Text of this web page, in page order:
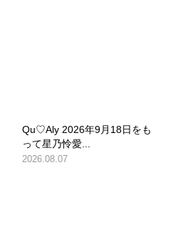
Qu♡Aly 2026年9月18日をも
って星乃怜愛...
2026.08.07